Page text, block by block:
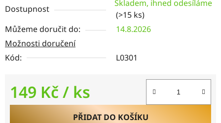
Dostupnost
Skladem, ihned odesíláme
(>15 ks)
Můžeme doručit do:
14.8.2026
Možnosti doručení
Kód:
L0301
149 Kč/ ks
Měrná cena:
PŘIDAT DO KOŠÍKU